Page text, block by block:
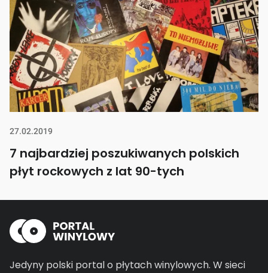
27.02.2019
7 najbardziej poszukiwanych polskich
płyt rockowych z lat 90-tych
Jedyny polski portal o płytach winylowych. W sieci